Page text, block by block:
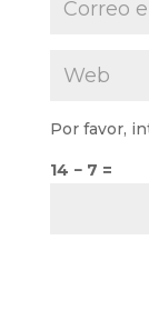
Por favor,
14 − 7 =